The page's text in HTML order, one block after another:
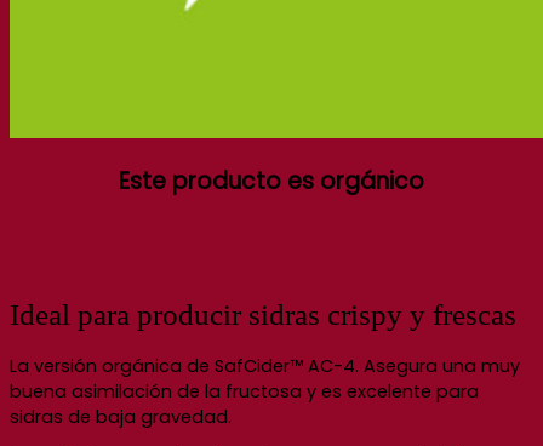
Este producto es orgánico
Ideal para producir sidras crispy y frescas
La versión orgánica de SafCider™ AC-4. Asegura una muy
buena asimilación de la fructosa y es excelente para
sidras de baja gravedad.